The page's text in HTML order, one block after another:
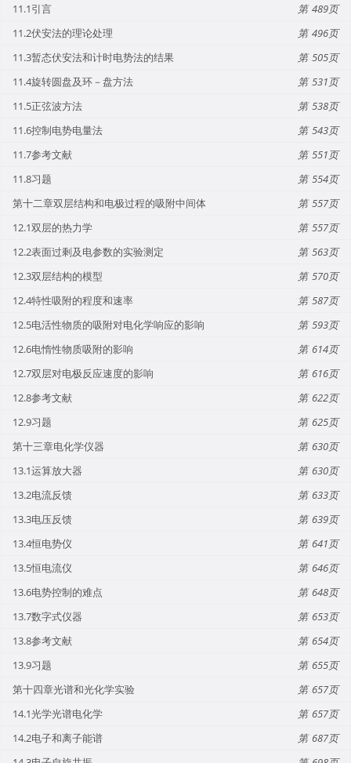
11.1引言
489
11.2伏安法的理论处理
496
11.3暂态伏安法和计时电势法的结果
505
11.4旋转圆盘及环－盘方法
531
11.5正弦波方法
538
11.6控制电势电量法
543
11.7参考文献
551
11.8习题
554
第十二章双层结构和电极过程的吸附中间体
557
12.1双层的热力学
557
12.2表面过剩及电参数的实验测定
563
12.3双层结构的模型
570
12.4特性吸附的程度和速率
587
12.5电活性物质的吸附对电化学响应的影响
593
12.6电惰性物质吸附的影响
614
12.7双层对电极反应速度的影响
616
12.8参考文献
622
12.9习题
625
第十三章电化学仪器
630
13.1运算放大器
630
13.2电流反馈
633
13.3电压反馈
639
13.4恒电势仪
641
13.5恒电流仪
646
13.6电势控制的难点
648
13.7数字式仪器
653
13.8参考文献
654
13.9习题
655
第十四章光谱和光化学实验
657
14.1光学光谱电化学
657
14.2电子和离子能谱
687